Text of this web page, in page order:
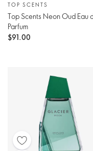
TOP SCENTS
Top Scents Neon Oud Eau
Parfum
$91.00